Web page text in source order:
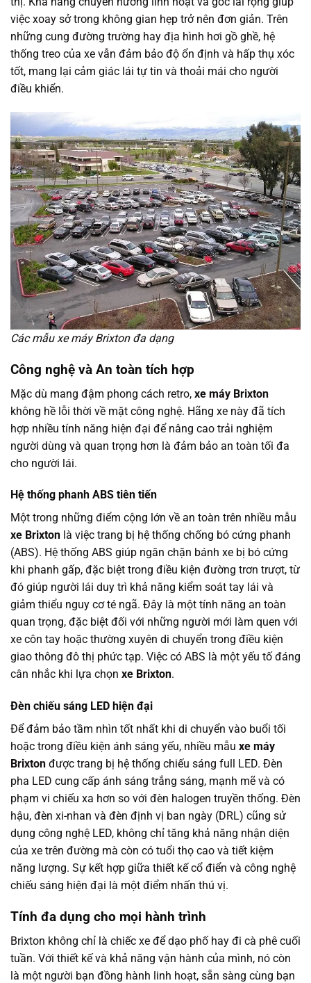
việc xoay sở trong không gian hẹp trở nên đơn giản. Trên
những cung đường trường hay địa hình hơi gồ ghề, hệ
thống treo của xe vẫn đảm bảo độ ổn định và hấp thụ xóc
tốt, mang lại cảm giác lái tự tin và thoải mái cho người
điều khiển.
Các mẫu xe máy Brixton đa dạng
Công nghệ và An toàn tích hợp
Mặc dù mang đậm phong cách retro, xe máy Brixton
không hề lỗi thời về mặt công nghệ. Hãng xe này đã tích
hợp nhiều tính năng hiện đại để nâng cao trải nghiệm
người dùng và quan trọng hơn là đảm bảo an toàn tối đa
cho người lái.
Hệ thống phanh ABS tiên tiến
Một trong những điểm cộng lớn về an toàn trên nhiều mẫu
xe Brixton là việc trang bị hệ thống chống bó cứng phanh
(ABS). Hệ thống ABS giúp ngăn chặn bánh xe bị bó cứng
khi phanh gấp, đặc biệt trong điều kiện đường trơn trượt, từ
đó giúp người lái duy trì khả năng kiểm soát tay lái và
giảm thiểu nguy cơ té ngã. Đây là một tính năng an toàn
quan trọng, đặc biệt đối với những người mới làm quen với
xe côn tay hoặc thường xuyên di chuyển trong điều kiện
giao thông đô thị phức tạp. Việc có ABS là một yếu tố đáng
cân nhắc khi lựa chọn xe Brixton.
Đèn chiếu sáng LED hiện đại
Để đảm bảo tầm nhìn tốt nhất khi di chuyển vào buổi tối
hoặc trong điều kiện ánh sáng yếu, nhiều mẫu xe máy
Brixton được trang bị hệ thống chiếu sáng full LED. Đèn
pha LED cung cấp ánh sáng trắng sáng, mạnh mẽ và có
phạm vi chiếu xa hơn so với đèn halogen truyền thống. Đèn
hậu, đèn xi-nhan và đèn định vị ban ngày (DRL) cũng sử
dụng công nghệ LED, không chỉ tăng khả năng nhận diện
của xe trên đường mà còn có tuổi thọ cao và tiết kiệm
năng lượng. Sự kết hợp giữa thiết kế cổ điển và công nghệ
chiếu sáng hiện đại là một điểm nhấn thú vị.
Tính đa dụng cho mọi hành trình
Brixton không chỉ là chiếc xe để dạo phố hay đi cà phê cuối
tuần. Với thiết kế và khả năng vận hành của mình, nó còn
là một người bạn đồng hành linh hoạt, sẵn sàng cùng bạn